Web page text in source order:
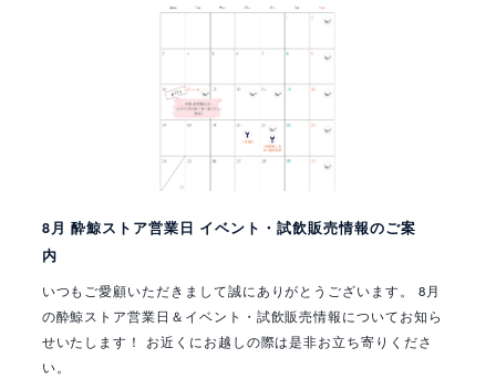
8月 酔鯨ストア営業日 イベント・試飲販売情報のご案
内
いつもご愛顧いただきまして誠にありがとうございます。 8月
の酔鯨ストア営業日＆イベント・試飲販売情報についてお知ら
せいたします！ お近くにお越しの際は是非お立ち寄りくださ
い。